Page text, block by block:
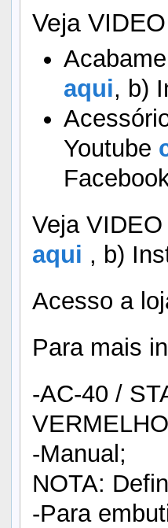
Veja
aqui, b)
Youtube
Veja
aqui , b)
Acesso a
Para mais
-AC-40 /
-Manual;
NOTA:
-Para